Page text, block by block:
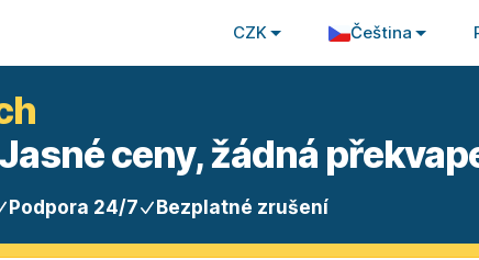
CZK Čeština
ceny, žádná
Podpora 24/7 Bezplatné zrušení